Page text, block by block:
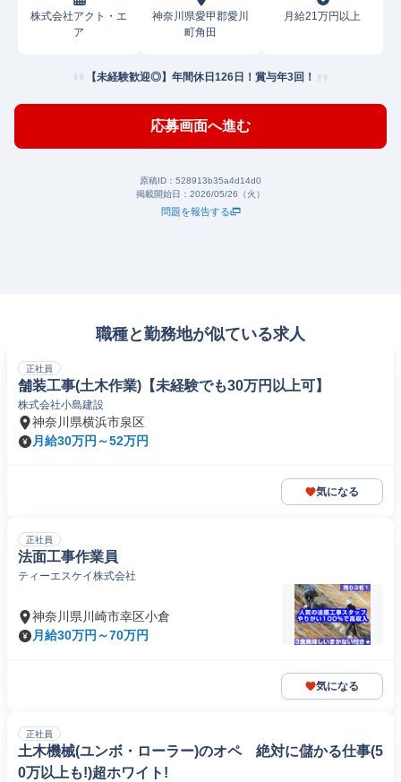
株式会社アクト・エ
ア
神奈川県愛甲郡愛川
町角田
月給21万円以上
【未経験歓迎◎】年間休日126日！賞与年3回！
応募画面へ進む
原稿ID： 528913b35a4d14d0
掲載開始日： 2026/05/26（火）
問題を報告する
職種と勤務地が似ている求人
正社員
舗装工事(土木作業)【未経験でも30万円以上可】
株式会社小島建設
神奈川県横浜市泉区
月給30万円～52万円
気になる
正社員
法面工事作業員
ティーエスケイ株式会社
神奈川県川崎市幸区小倉
月給30万円～70万円
気になる
正社員
土木機械(ユンボ・ローラー)のオペ 絶対に儲かる仕事(5
0万以上も!)超ホワイト!